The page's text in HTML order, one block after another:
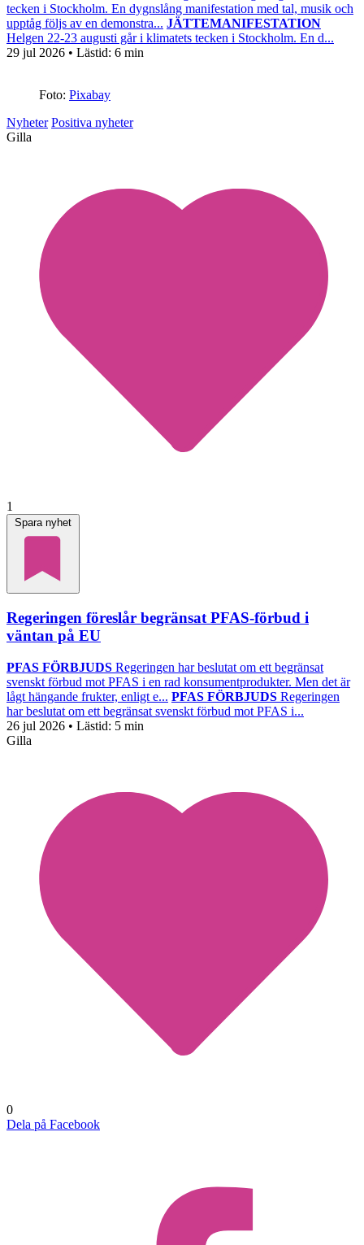
tecken i Stockholm. En dygnslång manifestation med tal, musik och
upptåg följs av en demonstra... JÄTTEMANIFESTATION
Helgen 22-23 augusti går i klimatets tecken i Stockholm. En d...
29 jul 2026 • Lästid: 6 min
Foto: Pixabay
Nyheter Positiva nyheter
Gilla
1
Spara nyhet
Regeringen föreslår begränsat PFAS-förbud i
väntan på EU
PFAS FÖRBJUDS Regeringen har beslutat om ett begränsat
svenskt förbud mot PFAS i en rad konsumentprodukter. Men det är
lågt hängande frukter, enligt e... PFAS FÖRBJUDS Regeringen
har beslutat om ett begränsat svenskt förbud mot PFAS i...
26 jul 2026 • Lästid: 5 min
Gilla
0
Dela på Facebook